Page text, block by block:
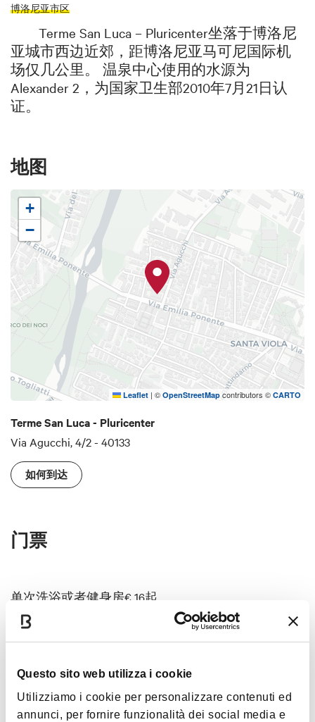
Questo sito web utilizza i cookie
Utilizziamo i cookie per personalizzare contenuti ed
annunci, per fornire funzionalità dei social media e
博洛尼亚市区
Terme San Luca – Pluricenter坐落于博洛尼
亚城市西边近郊，距博洛尼亚马可尼国际机
场仅几公里。 温泉中心使用的水源为
Alexander 2，为国家卫生部2010年7月21日认
证。
地图
+
−
Leaflet | © OpenStreetMap contributors © CARTO
Terme San Luca - Pluricenter
Via Agucchi, 4/2 - 40133
如何到达
门票
单次洗浴或者健身房€ 16起
详细信息请咨询
www.termesanluca.it
心情